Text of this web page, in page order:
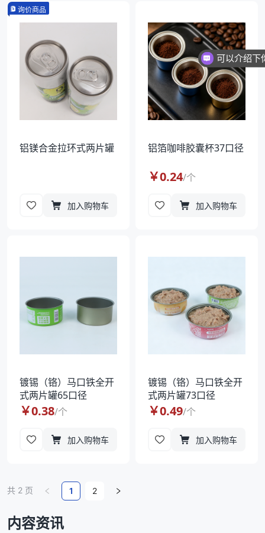
询价商品
铝镁合金拉环式两片罐
加入购物车
铝箔咖啡胶囊杯37口径
￥0.24/个
加入购物车
镀锡（铬）马口铁全开
式两片罐65口径
￥0.38/个
加入购物车
镀锡（铬）马口铁全开
式两片罐73口径
￥0.49/个
加入购物车
共 2 页 1 2
内容资讯